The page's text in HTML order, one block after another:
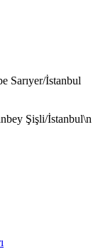
Sarıyer/İstanbul
Şişli/İstanbul\n